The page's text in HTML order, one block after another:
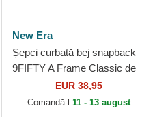
New Era
Șepci curbată bej snapback
9FIFTY A Frame Classic de
Las Vegas Raiders NFL de
New Era
EUR 38,95
Comandă-l 11 - 13 august